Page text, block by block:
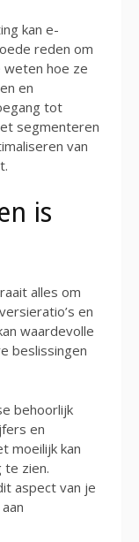
kan e-
reden om
hoe ze
en
tot
segmenteren
van
is
alles om
en
waardevolle
beslissingen
behoorlijk
en
moeilijk kan
te zien.
aspect van je